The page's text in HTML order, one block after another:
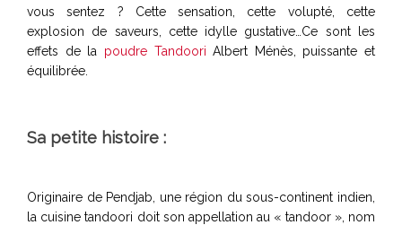
vous sentez ? Cette sensation, cette volupté, cette
explosion de saveurs, cette idylle gustative…Ce sont les
effets de la poudre Tandoori Albert Ménès, puissante et
équilibrée.
Sa petite histoire :
Originaire de Pendjab, une région du sous-continent indien,
la cuisine tandoori doit son appellation au « tandoor », nom